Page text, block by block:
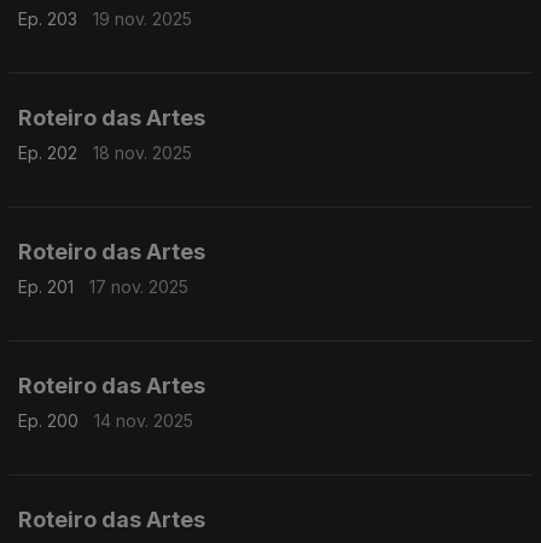
Ep. 203 19 nov. 2025
Roteiro das Artes
Ep. 202 18 nov. 2025
Roteiro das Artes
Ep. 201 17 nov. 2025
Roteiro das Artes
Ep. 200 14 nov. 2025
Roteiro das Artes